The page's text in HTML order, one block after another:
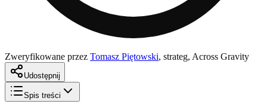
Zweryfikowane przez Tomasz Piętowski, strateg, Across Gravity
Udostępnij
Spis treści